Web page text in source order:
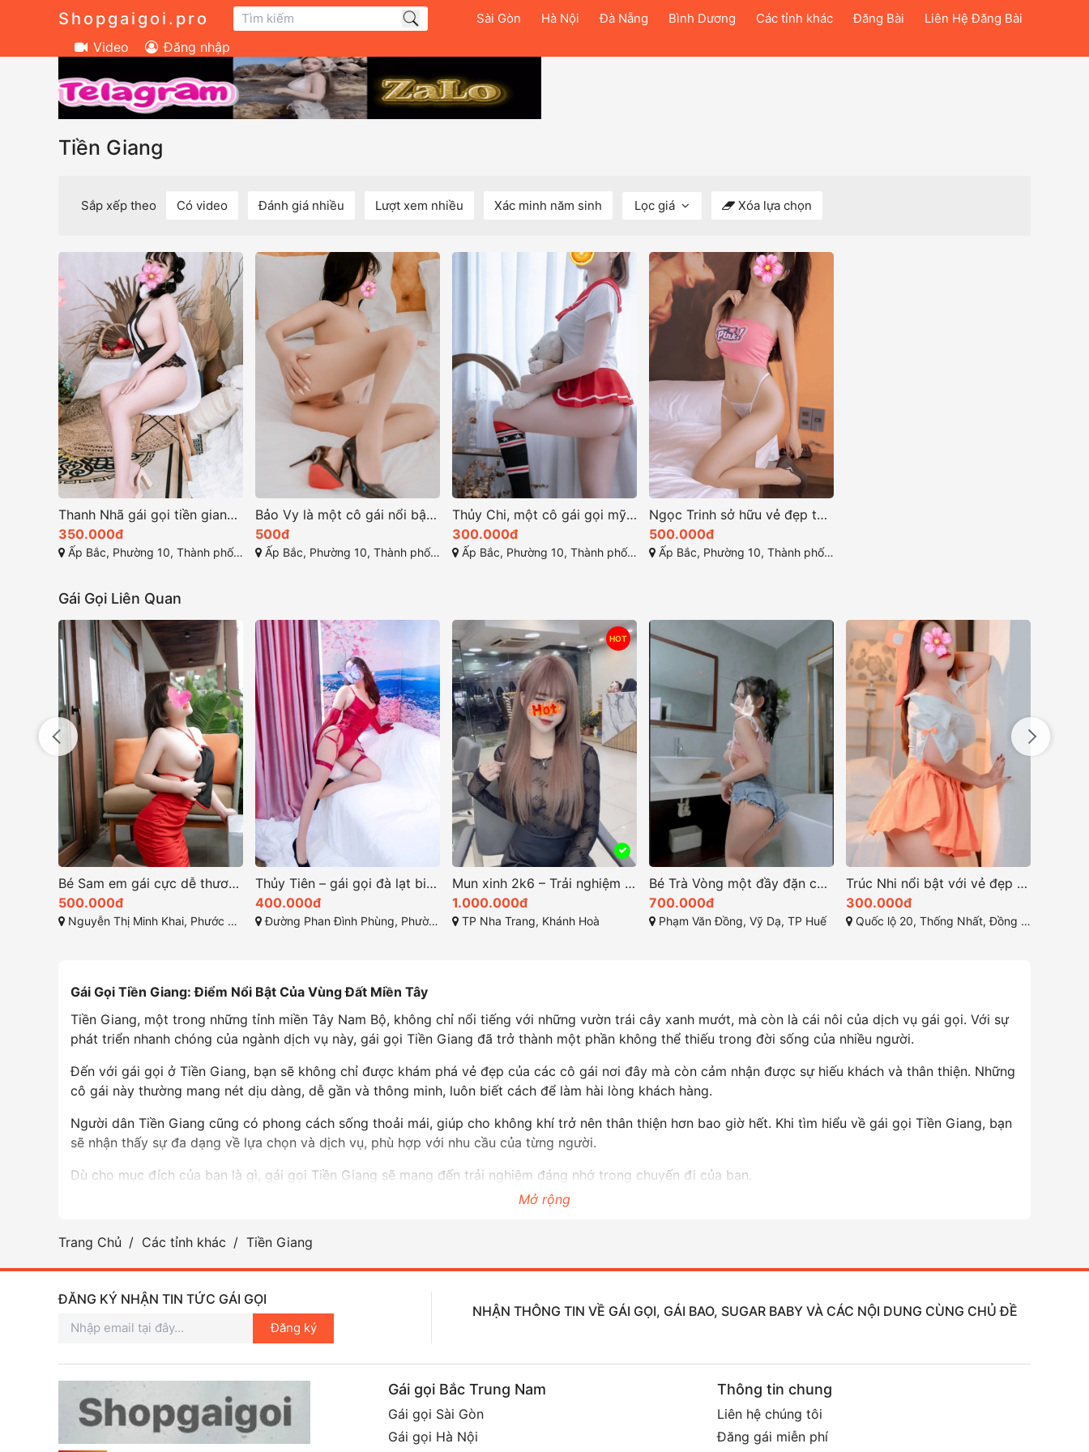
Shopgaigoi.pro Sài Gòn Hà Nội Đà Nẵng Bình Dương Các tỉnh khác Đăng Bài Liên Hệ Đăng Bài
Video Đăng nhập
Tiền Giang
Sắp xếp theo Có video Đánh giá nhiều Lượt xem nhiều Xác minh năm sinh Lọc giá Xóa lựa chọn
Thanh Nhã gái gọi tiền giang sở hữu đường cong quyến rũ
350.000đ
Ấp Bắc, Phường 10, Thành phố Mỹ Tho, Tiền Giang
Bảo Vy là một cô gái nổi bật với vẻ đẹp mê hoặc
500đ
Ấp Bắc, Phường 10, Thành phố Mỹ Tho, Tiền Giang
Thủy Chi, một cô gái gọi mỹ tho với vóc dáng cuốn hút
300.000đ
Ấp Bắc, Phường 10, Thành phố Mỹ Tho, Tiền Giang
Ngọc Trinh sở hữu vẻ đẹp thanh thoát với vóc dáng cân đối
500.000đ
Ấp Bắc, Phường 10, Thành phố Mỹ Tho, Tiền Giang
Gái Gọi Liên Quan
Bé Sam em gái cực dễ thương và đáng yêu nhé
500.000đ
Nguyễn Thị Minh Khai, Phước Hòa, Nha Trang, Khánh Hòa
Thủy Tiên – gái gọi đà lạt biểu tượng của vẻ đẹp tự nhiên
400.000đ
Đường Phan Đình Phùng, Phường 2, Thành phố Đà Lạt, Tỉnh Lâm Đồng
HOT
Mun xinh 2k6 – Trải nghiệm gái gọi nha trang cao cấp sang trọng Vip Nhất Khánh Hòa
1.000.000đ
TP Nha Trang, Khánh Hoà
Bé Trà Vòng một đầy đặn cong quyến rũ mê mẩn
700.000đ
Phạm Văn Đồng, Vỹ Dạ, TP Huế
Trúc Nhi nổi bật với vẻ đẹp quyến rũ hoàn hảo
300.000đ
Quốc lộ 20, Thống Nhất, Đồng Nai
Gái Gọi Tiền Giang: Điểm Nổi Bật Của Vùng Đất Miền Tây
Tiền Giang, một trong những tỉnh miền Tây Nam Bộ, không chỉ nổi tiếng với những vườn trái cây xanh mướt, mà còn là cái nôi của dịch vụ gái gọi. Với sự
phát triển nhanh chóng của ngành dịch vụ này, gái gọi Tiền Giang đã trở thành một phần không thể thiếu trong đời sống của nhiều người.
Đến với gái gọi ở Tiền Giang, bạn sẽ không chỉ được khám phá vẻ đẹp của các cô gái nơi đây mà còn cảm nhận được sự hiếu khách và thân thiện. Những
cô gái này thường mang nét dịu dàng, dễ gần và thông minh, luôn biết cách để làm hài lòng khách hàng.
Người dân Tiền Giang cũng có phong cách sống thoải mái, giúp cho không khí trở nên thân thiện hơn bao giờ hết. Khi tìm hiểu về gái gọi Tiền Giang, bạn
sẽ nhận thấy sự đa dạng về lựa chọn và dịch vụ, phù hợp với nhu cầu của từng người.
Dù cho mục đích của bạn là gì, gái gọi Tiền Giang sẽ mang đến trải nghiệm đáng nhớ trong chuyến đi của bạn.
Mở rộng
Trang Chủ Các tỉnh khác Tiền Giang
ĐĂNG KÝ NHẬN TIN TỨC GÁI GỌI
Đăng ký
NHẬN THÔNG TIN VỀ GÁI GỌI, GÁI BAO, SUGAR BABY VÀ CÁC NỘI DUNG CÙNG CHỦ ĐỀ
Gái gọi Bắc Trung Nam
Gái gọi Sài Gòn
Gái gọi Hà Nội
Thông tin chung
Liên hệ chúng tôi
Đăng gái miễn phí